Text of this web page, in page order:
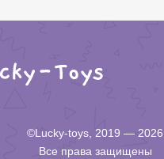
©Lucky-toys, 2019 — 2026
Все права защищены